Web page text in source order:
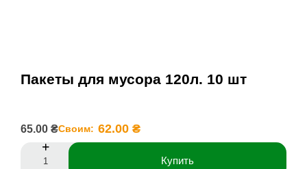
Пакеты для мусора 120л. 10 шт
65.00 ₴Своим: 62.00 ₴
Купить